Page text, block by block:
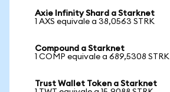
Axie Infinity Shard a Starknet
1 AXS equivale a 38,0563 STRK
Compound a Starknet
1 COMP equivale a 689,5308 STRK
Trust Wallet Token a Starknet